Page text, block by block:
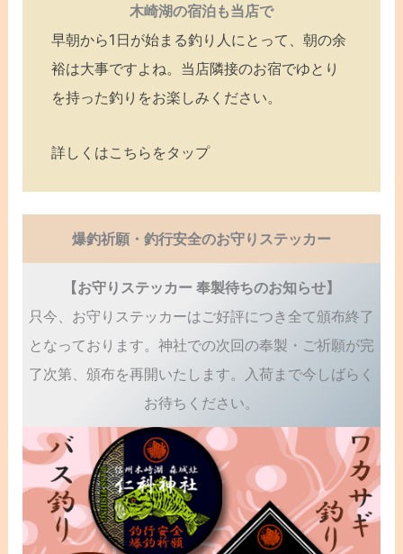
木崎湖の宿泊も当店で
早朝から1日が始まる釣り人にとって、朝の余
裕は大事ですよね。当店隣接のお宿でゆとり
を持った釣りをお楽しみください。
詳しくはこちらをタップ
爆釣祈願・釣行安全のお守りステッカー
【お守りステッカー 奉製待ちのお知らせ】
只今、お守りステッカーはご好評につき全て頒布終了
となっております。神社での次回の奉製・ご祈願が完
了次第、頒布を再開いたします。入荷まで今しばらく
お待ちください。